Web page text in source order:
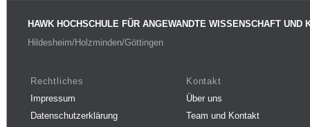
HAWK HOCHSCHULE FÜR ANGEWANDTE WISSENSCHAFT UND
Hildesheim/Holzminden/Göttingen
Rechtliches
Impressum
Datenschutzerklärung
Kontakt
Über uns
Team und Kontakt